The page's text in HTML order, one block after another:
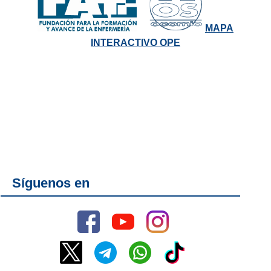
MAPA
INTERACTIVO OPE
Síguenos en